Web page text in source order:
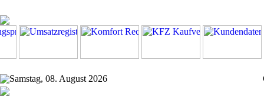
Samstag, 08. August 2026